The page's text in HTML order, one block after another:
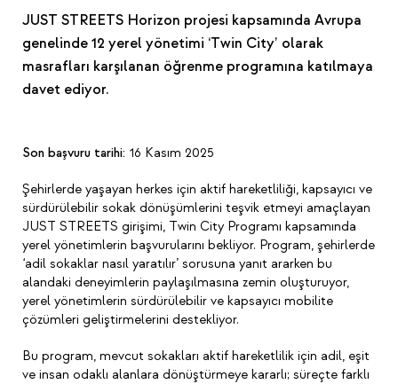
JUST STREETS Horizon projesi kapsamında Avrupa
genelinde 12 yerel yönetimi ‘Twin City’ olarak
masrafları karşılanan öğrenme programına katılmaya
davet ediyor.
Son başvuru tarihi: 16 Kasım 2025
Şehirlerde yaşayan herkes için aktif hareketliliği, kapsayıcı ve
sürdürülebilir sokak dönüşümlerini teşvik etmeyi amaçlayan
JUST STREETS girişimi, Twin City Programı kapsamında
yerel yönetimlerin başvurularını bekliyor. Program, şehirlerde
‘adil sokaklar nasıl yaratılır’ sorusuna yanıt ararken bu
alandaki deneyimlerin paylaşılmasına zemin oluşturuyor,
yerel yönetimlerin sürdürülebilir ve kapsayıcı mobilite
çözümleri geliştirmelerini destekliyor.
Bu program, mevcut sokakları aktif hareketlilik için adil, eşit
ve insan odaklı alanlara dönüştürmeye kararlı; süreçte farklı